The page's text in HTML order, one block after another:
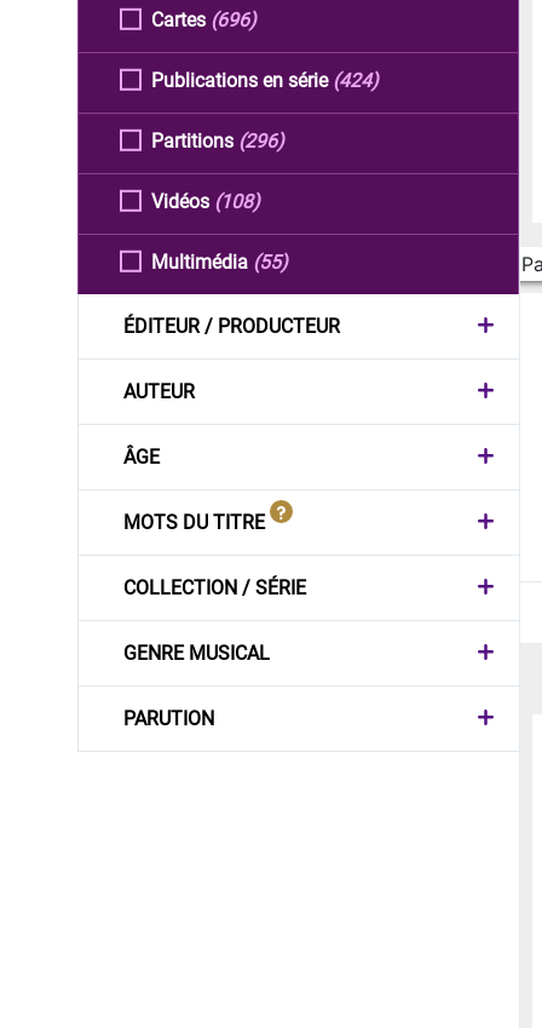
Cartes (696)
Publications en série (424)
Partitions (296)
Vidéos (108)
Multimédia (55)
ÉDITEUR / PRODUCTEUR
AUTEUR
ÂGE
MOTS DU TITRE
COLLECTION / SÉRIE
GENRE MUSICAL
PARUTION